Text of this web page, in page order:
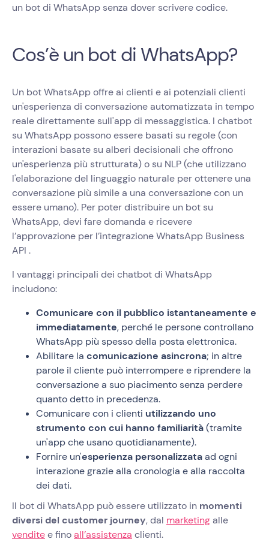
un bot di WhatsApp senza dover scrivere codice.
Cos’è un bot di WhatsApp?
Un bot WhatsApp offre ai clienti e ai potenziali clienti
un'esperienza di conversazione automatizzata in tempo
reale direttamente sull'app di messaggistica. I chatbot
su WhatsApp possono essere basati su regole (con
interazioni basate su alberi decisionali che offrono
un'esperienza più strutturata) o su NLP (che utilizzano
l'elaborazione del linguaggio naturale per ottenere una
conversazione più simile a una conversazione con un
essere umano). Per poter distribuire un bot su
WhatsApp, devi fare domanda e ricevere
l’approvazione per l’integrazione WhatsApp Business
API .
I vantaggi principali dei chatbot di WhatsApp
includono:
Comunicare con il pubblico istantaneamente e
immediatamente, perché le persone controllano
WhatsApp più spesso della posta elettronica.
Abilitare la comunicazione asincrona; in altre
parole il cliente può interrompere e riprendere la
conversazione a suo piacimento senza perdere
quanto detto in precedenza.
Comunicare con i clienti utilizzando uno
strumento con cui hanno familiarità(tramite
un'app che usano quotidianamente).
Fornire un'esperienza personalizzataad ogni
interazione grazie alla cronologia e alla raccolta
dei dati.
Il bot di WhatsApp può essere utilizzato in momenti
diversi del customer journey, dal marketingalle
venditee finoall’assistenza clienti.